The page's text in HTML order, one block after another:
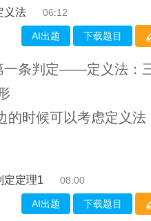
义法 06:12
AI出题 下载题目
一条判定——定义法：
的时候可以考虑定义法
定理1 08:00
AI出题 下载题目